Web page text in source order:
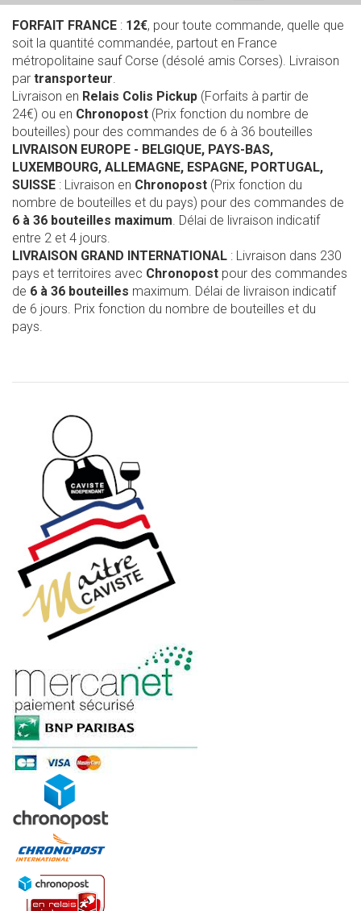
FORFAIT FRANCE : 12€, pour toute commande, quelle que
soit la quantité commandée, partout en France
métropolitaine sauf Corse (désolé amis Corses). Livraison
par transporteur.
Livraison en Relais Colis Pickup (Forfaits à partir de
24€) ou en Chronopost (Prix fonction du nombre de
bouteilles) pour des commandes de 6 à 36 bouteilles
LIVRAISON EUROPE - BELGIQUE, PAYS-BAS,
LUXEMBOURG, ALLEMAGNE, ESPAGNE, PORTUGAL,
SUISSE : Livraison en Chronopost (Prix fonction du
nombre de bouteilles et du pays) pour des commandes de
6 à 36 bouteilles maximum. Délai de livraison indicatif
entre 2 et 4 jours.
LIVRAISON GRAND INTERNATIONAL : Livraison dans 230
pays et territoires avec Chronopost pour des commandes
de 6 à 36 bouteilles maximum. Délai de livraison indicatif
de 6 jours. Prix fonction du nombre de bouteilles et du
pays.